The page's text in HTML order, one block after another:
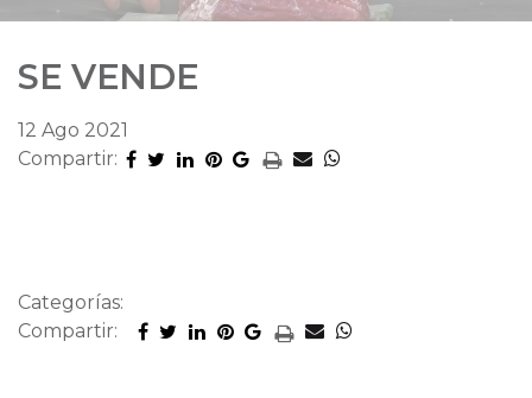
SE VENDE
12 Ago 2021
Compartir:
Categorías:
Compartir: